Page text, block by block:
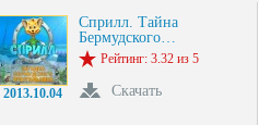
2013.10.04
Сприлл. Тайна
Бермудского…
Рейтинг: 3.32 из 5
Скачать